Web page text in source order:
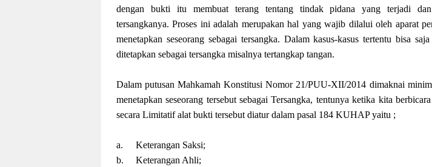
dengan bukti itu membuat terang tentang tindak pidana yang terjadi dan
tersangkanya. Proses ini adalah merupakan hal yang wajib dilalui oleh aparat
menetapkan seseorang sebagai tersangka. Dalam kasus-kasus tertentu bisa
ditetapkan sebagai tersangka misalnya tertangkap tangan.
Dalam putusan Mahkamah Konstitusi Nomor 21/PUU-XII/2014 dimaknai
menetapkan seseorang tersebut sebagai Tersangka, tentunya ketika kita
secara Limitatif alat bukti tersebut diatur dalam pasal 184 KUHAP yaitu ;
a.
Keterangan Saksi;
b.
Keterangan Ahli;